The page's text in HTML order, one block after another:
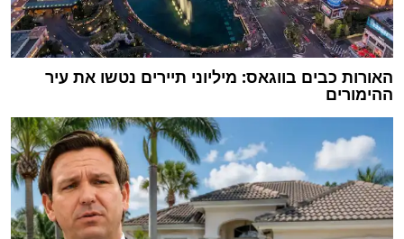
האורות כבים בווגאס: מיליוני תיירים נטשו את עיר
ההימורים